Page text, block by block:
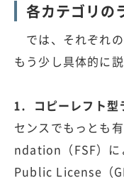
各カテゴリの
では、それぞれの
もう少し具体的に
1. コピーレフト型
センスでもっとも
ndation（FSF）に
Public License（